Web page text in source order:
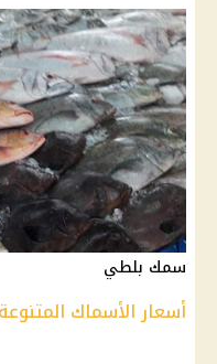
سمك بلطي
أسعار الأسماك